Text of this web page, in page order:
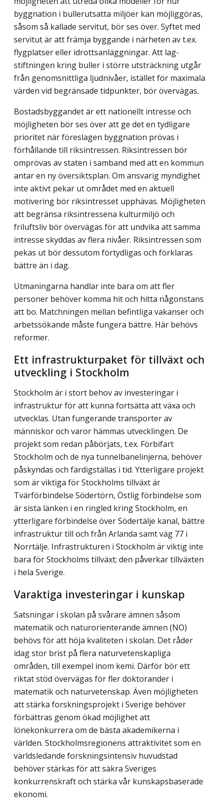
byggnation i bullerutsatta miljöer kan möjliggöras,
såsom så kallade servitut, bör ses över. Syftet med
servitut är att främja byggande i närheten av t.ex.
flygplatser eller idrottsanläggningar. Att lag­
stiftningen kring buller i större utsträckning utgår
från genomsnittliga ljudnivåer, istället för maximala
värden vid begränsade tidpunkter, bör övervägas.
Bostadsbyggandet är ett nationellt intresse och
möjligheten bör ses över att ge det en tydligare
prioritet när föreslagen byggnation prövas i
förhållande till riksintressen. Riksintressen bör
omprövas av staten i samband med att en kommun
antar en ny översiktsplan. Om ansvarig myndighet
inte aktivt pekar ut området med en aktuell
motivering bör riksintresset upphävas. Möjligheten
att begränsa riksintressena kultur­miljö och
friluftsliv bör övervägas för att undvika att samma
intresse skyddas av flera nivåer. Riksintressen som
pekas ut bör dessutom förtydligas och förklaras
bättre än i dag.
Utmaningarna handlar inte bara om att fler
personer behöver komma hit och hitta någonstans
att bo. Matchningen mellan befintliga vakanser och
arbetssökande måste fungera bättre. Här behövs
reformer.
Ett infrastrukturpaket för tillväxt och
utveckling i Stockholm
Stockholm är i stort behov av investeringar i
infrastruktur för att kunna fortsätta att växa och
utvecklas. Utan fungerande transporter av
människor och varor hämmas utveck­lingen. De
projekt som redan påbörjats, t.ex. Förbifart
Stockholm och de nya tunnel­banelinjerna, behöver
påskyndas och färdigställas i tid. Ytterligare projekt
som är viktiga för Stockholms tillväxt är
Tvärförbindelse Södertörn, Östlig förbindelse som
är sista länken i en ringled kring Stockholm, en
ytterligare förbindelse över Södertälje kanal, bättre
infrastruktur till och från Arlanda samt väg 77 i
Norrtälje. Infrastrukturen i Stockholm är viktig inte
bara för Stockholms tillväxt; den påverkar tillväxten
i hela Sverige.
Varaktiga investeringar i kunskap
Satsningar i skolan på svårare ämnen såsom
matematik och naturorienterande ämnen (NO)
behövs för att höja kvaliteten i skolan. Det råder
idag stor brist på flera naturvetenskapliga
områden, till exempel inom kemi. Därför bör ett
riktat stöd övervägas för fler doktorander i
matematik och naturvetenskap. Även möjligheten
att stärka forskningsprojekt i Sverige behöver
förbättras genom ökad möjlighet att
lönekonkurrera om de bästa akademikerna i
världen. Stockholmsregionens attraktivitet som en
världsledande forskningsintensiv huvudstad
behöver stärkas för att säkra Sveriges
konkurrenskraft och stärka vår kunskapsbaserade
ekonomi.